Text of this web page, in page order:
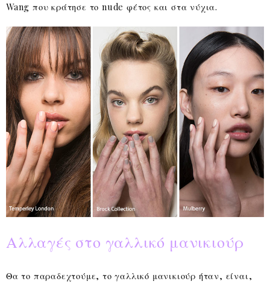
Wang που κράτησε το nude φέτος και στα νύχια.
Αλλαγές στο γαλλικό μανικιούρ
Θα το παραδεχτούμε, το γαλλικό μανικιούρ ήταν, είναι,